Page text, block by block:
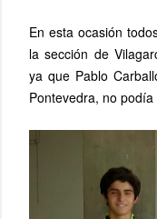
En esta ocasión
la sección de
ya que Pablo
Pontevedra, no